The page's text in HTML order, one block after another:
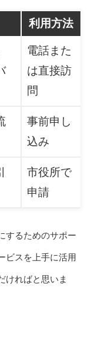
利用方法
電話また
は直接訪
問
事前申し
込み
市役所で
申請
するためのサポー
ビスを上手に活用
ければと思いま